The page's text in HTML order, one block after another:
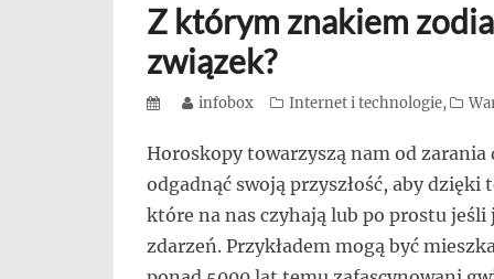
Z którym znakiem
związek?
PostedAuthor
infobox Categories
Internet i technologie,
Horoskopy towarzyszą nam od
odgadnąć swoją przyszłość, aby
które na nas czyhają lub po prostu
zdarzeń. Przykładem mogą być